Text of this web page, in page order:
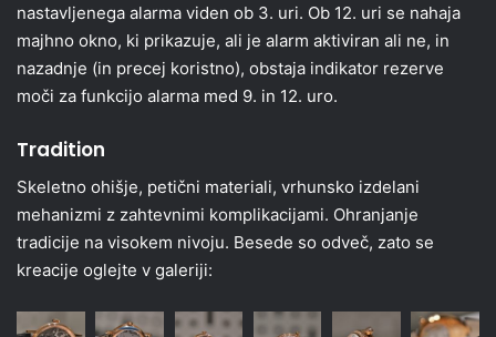
nastavljenega alarma viden ob 3. uri. Ob 12. uri se nahaja
majhno okno, ki prikazuje, ali je alarm aktiviran ali ne, in
nazadnje (in precej koristno), obstaja indikator rezerve
moči za funkcijo alarma med 9. in 12. uro.
Tradition
Skeletno ohišje, petični materiali, vrhunsko izdelani
mehanizmi z zahtevnimi komplikacijami. Ohranjanje
tradicije na visokem nivoju. Besede so odveč, zato se
kreacije oglejte v galeriji: